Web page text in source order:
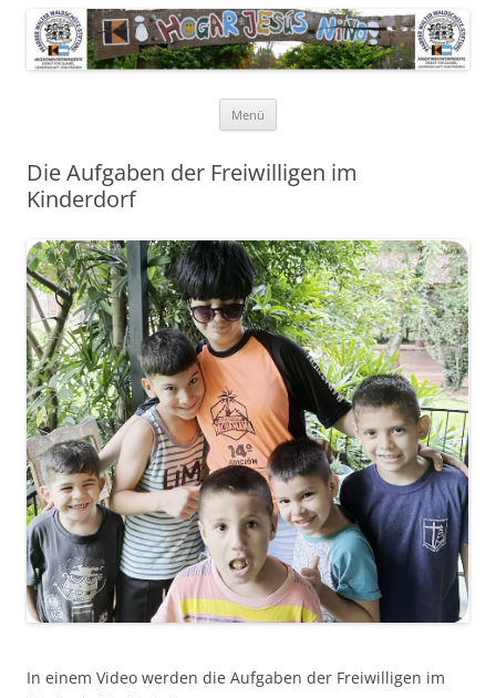
Menü
Die Aufgaben der Freiwilligen im
Kinderdorf
In einem Video werden die Aufgaben der Freiwilligen im